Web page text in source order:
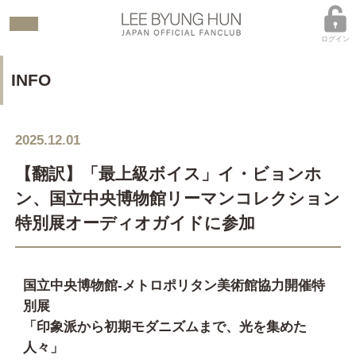
ログイン
INFO
2025.12.01
【翻訳】「最上級ボイス」イ・ビョンホ
ン、国立中央博物館リーマンコレクション
特別展オーディオガイドに参加
国立中央博物館-メトロポリタン美術館協力開催特
別展
「印象派から初期モダニズムまで、光を集めた
人々」